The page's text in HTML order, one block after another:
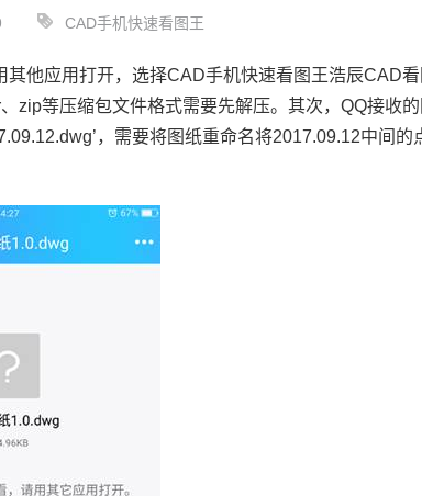
CAD手机快速看图王
其他应用打开，选择CAD手机快速看图王浩辰CAD
、 zip等压缩包文件格式需要先解压。其次，QQ接收
’，需要将图纸重命名将2017.09.12中间的